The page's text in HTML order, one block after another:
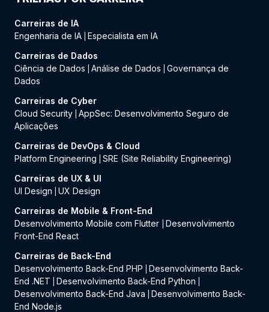
Carreiras de IA
Engenharia de IA Especialista em IA
Carreiras de Dados
Ciência de Dados
Análise de Dados
Governança de
Dados
Carreiras de Cyber
Cloud Security AppSec: Desenvolvimento Seguro de
Aplicações
Carreiras de DevOps & Cloud
Platform Engineering
SRE (Site Reliability Engineering)
Carreiras de UX & UI
UI Design
UX Design
Carreiras de Mobile & Front-End
Desenvolvimento Mobile com Flutter
Desenvolvimento
Front-End React
Carreiras de Back-End
Desenvolvimento Back-End PHP
Desenvolvimento Back-
End .NET
Desenvolvimento Back-End Python
Desenvolvimento Back-End Java
Desenvolvimento Back-
End Node.js